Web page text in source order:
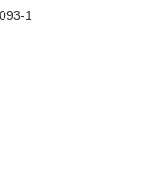
1